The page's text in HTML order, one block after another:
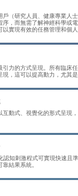
戶（研究人員、健康專業人
序，而無需了解神經科學或
實現有效的任務管理和個人
引力的方式呈現。所有臨床
，這可以提高動力，尤其是
互動式、視覺化的形式呈現
認知刺激程式可實現快速且
結果系統。